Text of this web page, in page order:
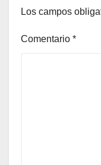
Los campos
Comentario *